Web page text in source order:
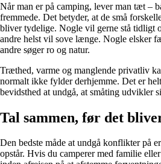
Når man er på camping, lever man tæt –
fremmede. Det betyder, at de små
bliver tydelige. Nogle vil gerne stå tidligt
andre helst vil sove længe. Nogle elsker
andre søger ro og natur.
Træthed, varme og manglende privatliv
normalt ikke fylder derhjemme. Det er
bevidsthed at undgå, at småting udvikler
Tal sammen, før det
Den bedste måde at undgå konflikter på
opstår. Hvis du camperer med familie